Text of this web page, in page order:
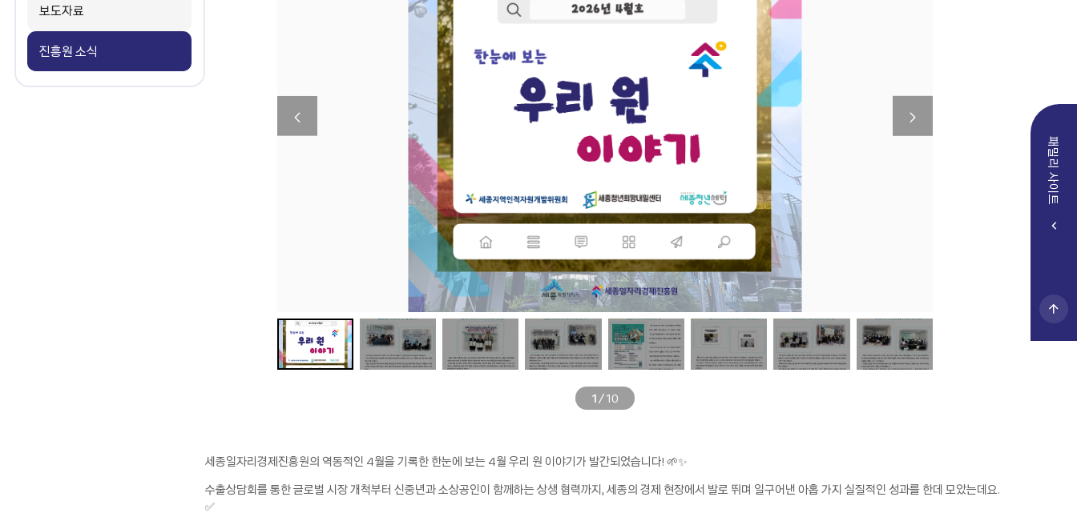
보도자료
진흥원 소식
이
전
다
음
1/10
세종일자리경제진흥원의 역동적인 4월을 기록한 한눈에 보는 4월 우리 원 이야기가 발간되었습니다! 🌱✨
수출상담회를 통한 글로벌 시장 개척부터 신중년과 소상공인이 함께하는 상생 협력까지, 세종의 경제 현장에서 발로 뛰며 일구어낸 아홉 가지 실질적인 성과를 한데 모았는데요.
✅
패밀리 사이트